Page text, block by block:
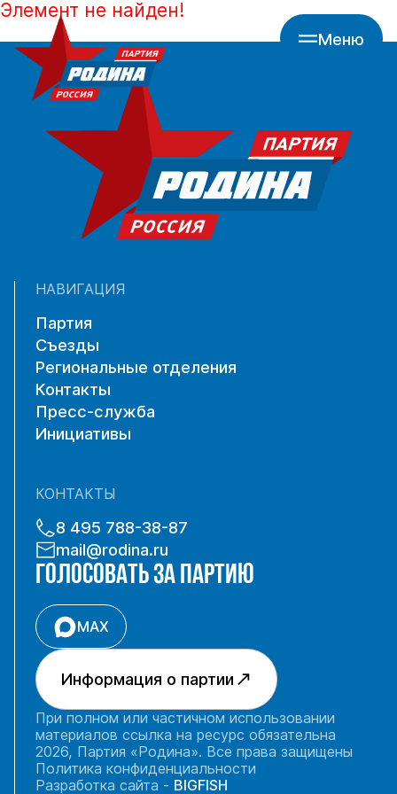
Меню
Элемент не найден!
НАВИГАЦИЯ
Партия
Съезды
Региональные отделения
Контакты
Пресс-служба
Инициативы
КОНТАКТЫ
8 495 788-38-87
mail@rodina.ru
ГОЛОСОВАТЬ ЗА ПАРТИЮ
MAX
Информация о партии
При полном или частичном использовании
материалов ссылка на ресурс обязательна
2026, Партия «Родина». Все права защищены
Политика конфиденциальности
Разработка сайта - BIGFISH